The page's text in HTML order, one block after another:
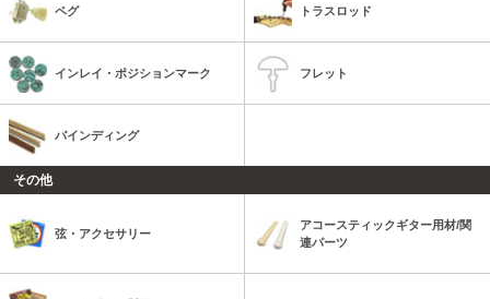
ペグ トラスロッド
インレイ・ポジションマーク フレット
バインディング
その他
弦・アクセサリー
アコースティックギター用材/関
連パーツ